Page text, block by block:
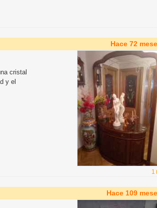
Hace 72
1
cristal
y el
Hace 109